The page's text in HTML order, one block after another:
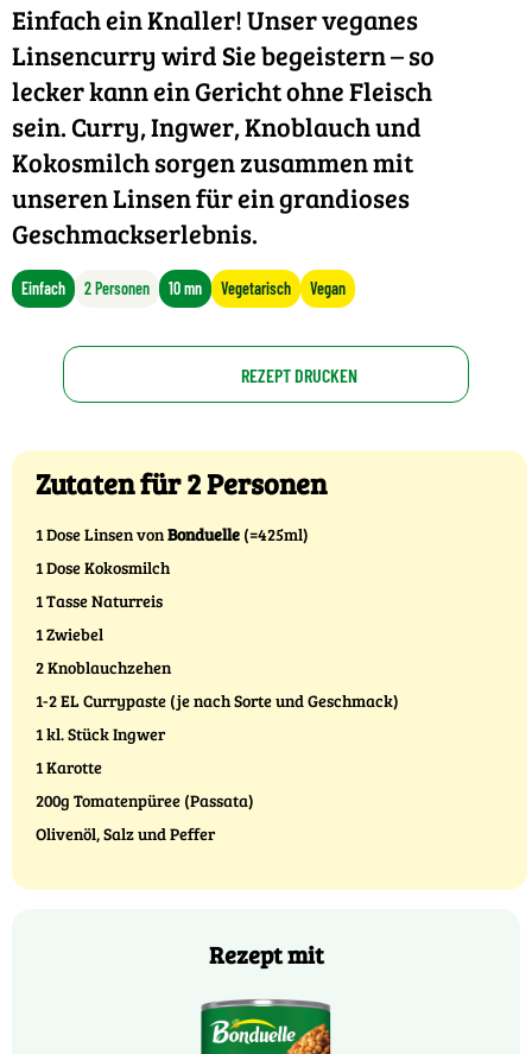
Einfach ein Knaller! Unser veganes
Linsencurry wird Sie begeistern – so
lecker kann ein Gericht ohne Fleisch
sein. Curry, Ingwer, Knoblauch und
Kokosmilch sorgen zusammen mit
unseren Linsen für ein grandioses
Geschmackserlebnis.
Einfach 2 Personen 10 mn Vegetarisch Vegan
REZEPT DRUCKEN
Zutaten für 2 Personen
1 Dose Linsen vonBonduelle (=425ml)
1 Dose Kokosmilch
1 Tasse Naturreis
1 Zwiebel
2 Knoblauchzehen
1-2 EL Currypaste (je nach Sorte und Geschmack)
1 kl. Stück Ingwer
1 Karotte
200g Tomatenpüree (Passata)
Olivenöl, Salz und Peffer
Rezept mit